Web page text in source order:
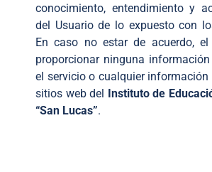
conocimiento, entendimiento y
del Usuario de lo expuesto con
En caso no estar de acuerdo,
proporcionar ninguna
el servicio o cualquier
sitios web del Instituto de
“San Lucas”.